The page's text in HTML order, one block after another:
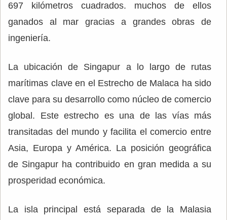
697 kilómetros cuadrados. muchos de ellos
ganados al mar gracias a grandes obras de
ingeniería.
La ubicación de Singapur a lo largo de rutas
marítimas clave en el Estrecho de Malaca ha sido
clave para su desarrollo como núcleo de comercio
global. Este estrecho es una de las vías más
transitadas del mundo y facilita el comercio entre
Asia, Europa y América. La posición geográfica
de Singapur ha contribuido en gran medida a su
prosperidad económica.
La isla principal está separada de la Malasia